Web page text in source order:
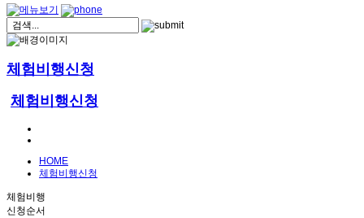
체험비행신청
체험비행신청
HOME
체험비행신청
체험비행
신청순서